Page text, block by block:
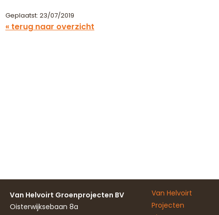
Geplaatst: 23/07/2019
« terug naar overzicht
Van Helvoirt Groenprojecten BV
Oisterwijksebaan 8a
Van Helvoirt
Projecten